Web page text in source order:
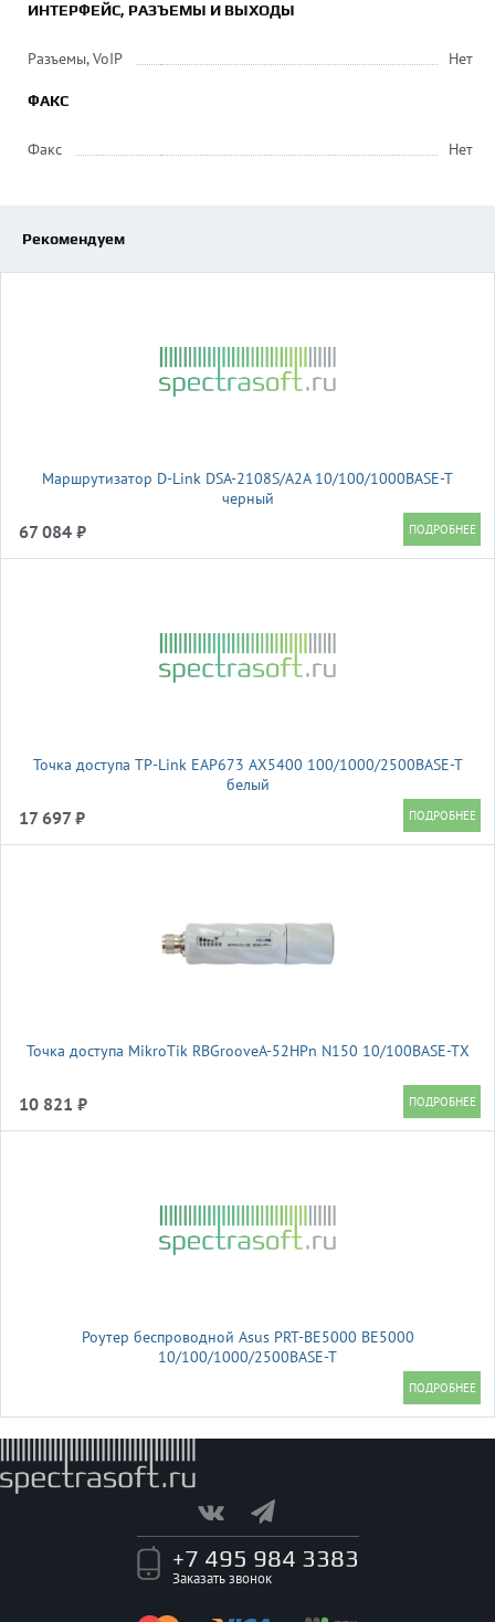
ИНТЕРФЕЙС, РАЗЪЕМЫ И ВЫХОДЫ
Разъемы, VoIP Нет
ФАКС
Факс Нет
Рекомендуем
Маршрутизатор D-Link DSA-2108S/A2A 10/100/1000BASE-T
черный
67 084 ₽
Точка доступа TP-Link EAP673 AX5400 100/1000/2500BASE-T
белый
17 697 ₽
Точка доступа MikroTik RBGrooveA-52HPn N150 10/100BASE-TX
10 821 ₽
Роутер беспроводной Asus PRT-BE5000 BE5000
10/100/1000/2500BASE-T
+7 495 984 3383
Заказать звонок